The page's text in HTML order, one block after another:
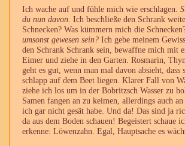
Ich wache auf und fühle mich wie erschlagen.
du nun davon. Ich beschließe den Schrank
Schnecken? Was kümmern mich die
umsonst gewesen sein? Ich gebe meinem
den Schrank Schrank sein, bewaffne mich mit
Eimer und ziehe in den Garten. Rosmarin,
geht es gut, wenn man mal davon absieht, dass
schlapp auf dem Beet liegen. Klarer Fall von
ziehe ich los um in der Bobritzsch Wasser zu
Samen fangen an zu keimen, allerdings auch
ich gar nicht gesät habe. Und da! Das sind ja
da aus dem Boden schauen! Begeistert schaue
erkenne: Löwenzahn. Egal, Hauptsache es